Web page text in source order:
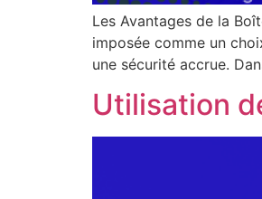
Les Avantages de la
imposée comme un
une sécurité accrue.
Utilisation